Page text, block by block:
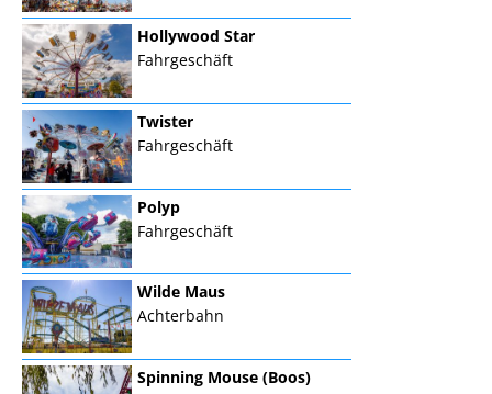
Hollywood Star
Fahrgeschäft
Twister
Fahrgeschäft
Polyp
Fahrgeschäft
Wilde Maus
Achterbahn
Spinning Mouse (Boos)